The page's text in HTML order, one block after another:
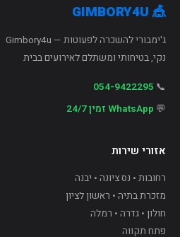
🎪 GIMBORY4U
ג'ימבורי להשכרה לפעוטות — Gimbory4u
נקי, בטיחותי ומשתלם לאירועים בבית
📞
054-9422295
💬 WhatsApp זמין 24/7
אזורי שירות
רחובות • נס ציונה • יבנה
מזכרת בתיה • ראשון לציון
חולון • גדרה • רמלה
פתח תקווה